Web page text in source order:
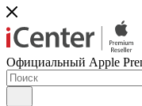
Официальный Apple